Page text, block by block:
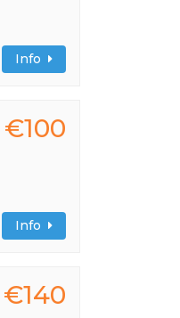
Info
€100
Info
€140